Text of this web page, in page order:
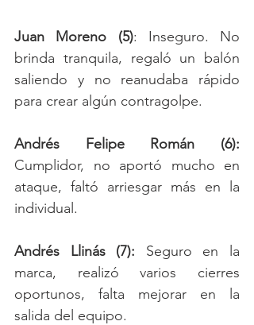
Juan Moreno (5): Inseguro. No
brinda tranquila, regaló un balón
saliendo y no reanudaba rápido
para crear algún contragolpe.
Cumplidor, no aportó mucho en
ataque, faltó arriesgar más en la
individual.
Andrés Llinás (7): Seguro en la
marca, realizó varios cierres
oportunos, falta mejorar en la
salida del equipo.